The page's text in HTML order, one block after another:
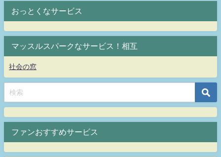
おっとくなサービス
マッスルスパークなサービス！相互
社会の窓
ファンおすすめサービス